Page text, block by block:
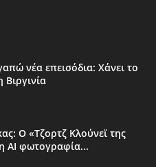
νέα επεισόδια: Χάνει το
Βιργινία
Ο «Τζορτζ Κλούνεϊ της
AI φωτογραφία...